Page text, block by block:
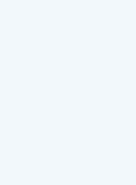
該当の方は40歳から、それ以外
日から申請できます。その後の
、夫婦で介護保険サービスを利
くとよいでしょう。
たら」に備える
現在では「引きこもり家族」の
れてきています。ご家族に介護
ている方がいる場合、自分の身
面倒を見ている家族をどうする
る、しないにかかわらず、常日
とです。
れるサポーターを確保しておく